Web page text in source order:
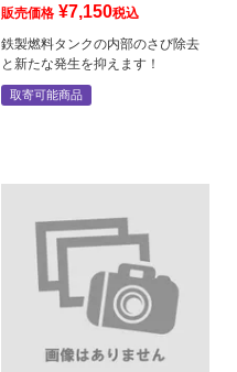
販売価格 ¥7,150税込
鉄製燃料タンクの内部のさび除去
と新たな発生を抑えます！
取寄可能商品